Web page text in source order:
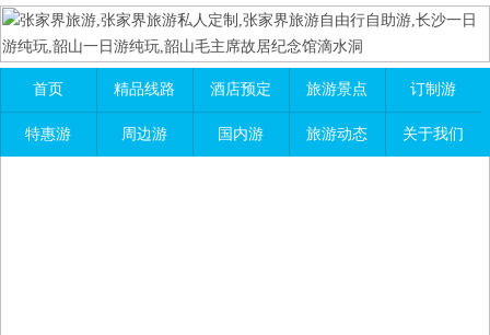
首页 精品线路 酒店预定 旅游景点 订制游
特惠游 周边游 国内游 旅游动态 关于我们